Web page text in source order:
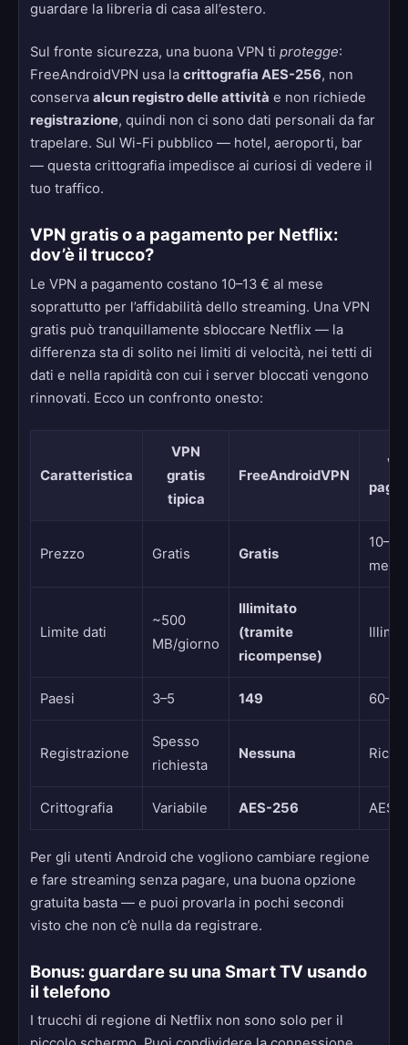
guardare la libreria di casa all’estero.
Sul fronte sicurezza, una buona VPN ti protegge:
FreeAndroidVPN usa la crittografia AES-256, non
conserva alcun registro delle attività e non richiede
registrazione, quindi non ci sono dati personali da far
trapelare. Sul Wi-Fi pubblico — hotel, aeroporti, bar
— questa crittografia impedisce ai curiosi di vedere il
tuo traffico.
VPN gratis o a pagamento per Netflix:
dov’è il trucco?
Le VPN a pagamento costano 10–13 € al mese
soprattutto per l’affidabilità dello streaming. Una VPN
gratis può tranquillamente sbloccare Netflix — la
differenza sta di solito nei limiti di velocità, nei tetti di
dati e nella rapidità con cui i server bloccati vengono
rinnovati. Ecco un confronto onesto:
Caratteristica
VPN
gratis
tipica
FreeAndroidVPN
Prezzo Gratis Gratis
mese
Limite dati
~500
MB/giorno
Illimitato
(tramite
ricompense)
Paesi 3–5 149
Registrazione
Spesso
richiesta
Nessuna
Crittografia Variabile AES-256 AES-
Per gli utenti Android che vogliono cambiare regione
e fare streaming senza pagare, una buona opzione
gratuita basta — e puoi provarla in pochi secondi
visto che non c’è nulla da registrare.
Bonus: guardare su una Smart TV usando
il telefono
I trucchi di regione di Netflix non sono solo per il